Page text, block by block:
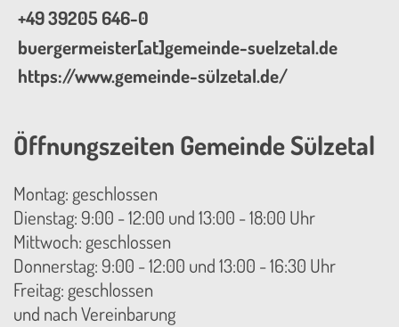
+49 39205 646-0
buergermeister[at]gemeinde-suelzetal.de
https://www.gemeinde-sülzetal.de/
Öffnungszeiten Gemeinde Sülzetal
Montag: geschlossen
Dienstag: 9:00 - 12:00 und 13:00 - 18:00 Uhr
Mittwoch: geschlossen
Donnerstag: 9:00 - 12:00 und 13:00 - 16:30 Uhr
Freitag: geschlossen
und nach Vereinbarung